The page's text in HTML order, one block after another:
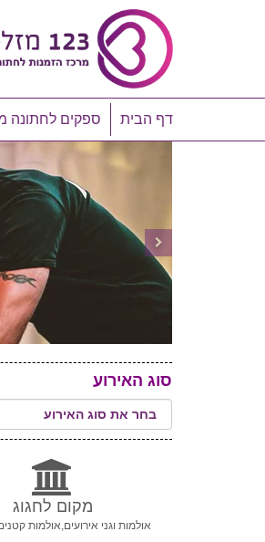
דף הבית ספקים לחתונה
סוג האירוע
מקום לחגוג
אולמות וגני אירועים,אולמות